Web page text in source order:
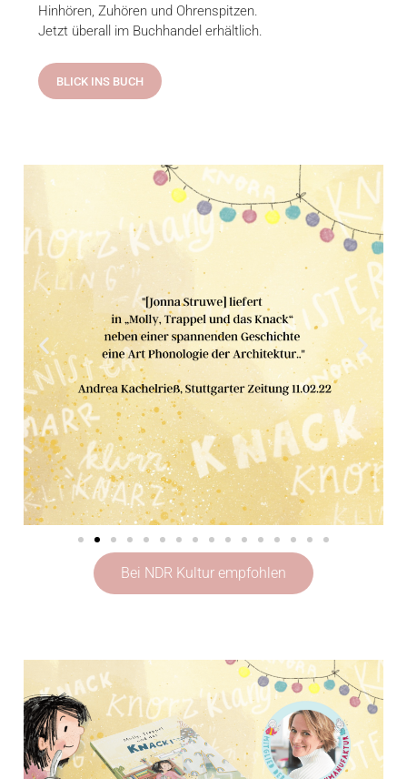
Hinhören, Zuhören und Ohrenspitzen.
Jetzt überall im Buchhandel erhältlich.
BLICK INS BUCH
Bei NDR Kultur empfohlen